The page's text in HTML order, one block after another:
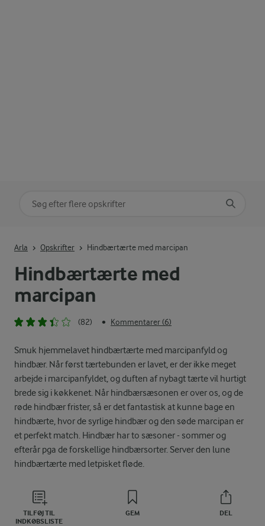
Hindbærtærte med
marcipan
(82) • Kommentarer (6)
Smuk hjemmelavet hindbærtærte med marcipanfyld og
hindbær. Når først tærtebunden er lavet, er der ikke meget
arbejde i marcipanfyldet, og duften af nybagt tærte vil hurtigt
brede sig i køkkenet. Når hindbærsæsonen er over os, og de
røde hindbær frister, så er det fantastisk at kunne bage en
hindbærte, hvor de syrlige hindbær og den søde marcipan er
et perfekt match. Hindbær har to sæsoner - sommer og
efterår pga de forskellige hindbærsorter. Server den lune
hindbærtærte med letpisket fløde.
TILFØJ TIL
INDKØBSLISTE
GEM DEL
Arla Opskrifter Hindbærtærte med marcipan
Søg på kategori